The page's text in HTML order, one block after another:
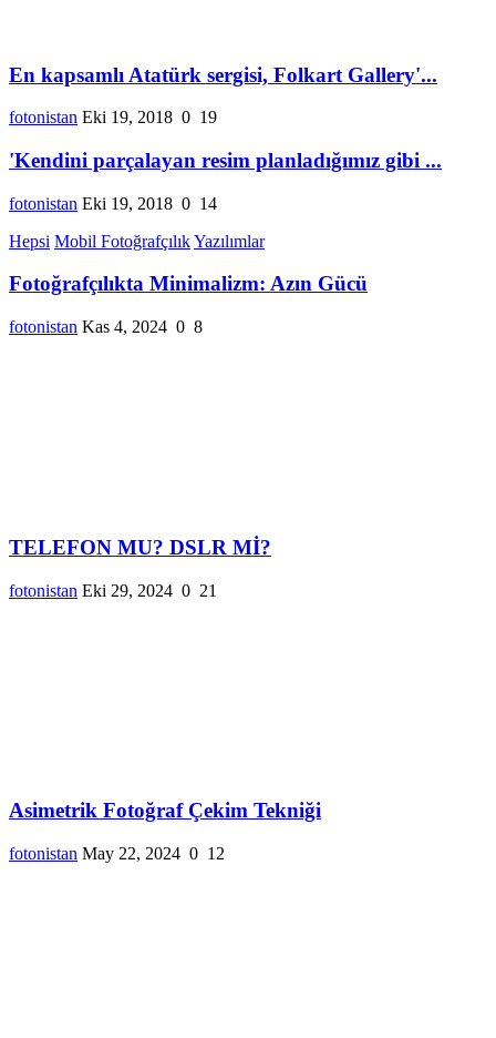
En kapsamlı Atatürk sergisi, Folkart Gallery'...
fotonistan Eki 19, 2018 0 19
'Kendini parçalayan resim planladığımız gibi ...
fotonistan Eki 19, 2018 0 14
Hepsi Mobil FotoğrafçılıkYazılımlar
Fotoğrafçılıkta Minimalizm: Azın Gücü
fotonistan Kas 4, 2024 0 8
TELEFON MU? DSLR Mİ?
fotonistan Eki 29, 2024 0 21
Asimetrik Fotoğraf Çekim Tekniği
fotonistan May 22, 2024 0 12